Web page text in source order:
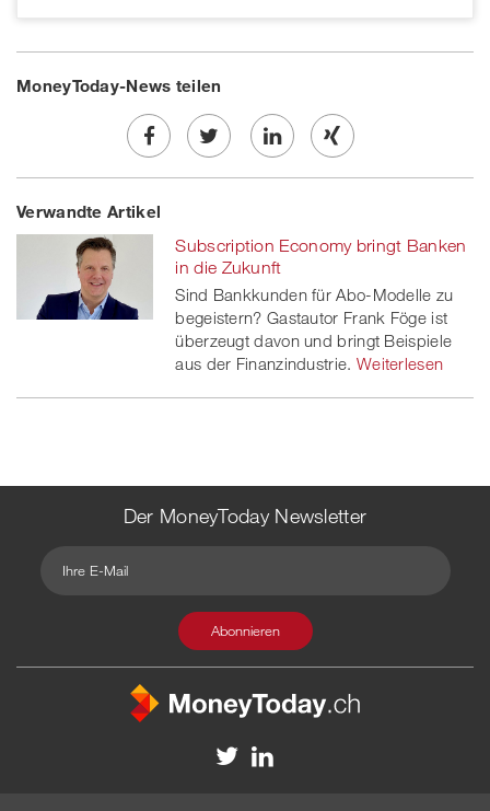
MoneyToday-News teilen
Share
on
Facebook
Twe
on
twitt
er
Share
linkedin
Share
Xing
Verwandte Artikel
Subscription Economy bringt Banken
in die Zukunft
Sind Bankkunden für Abo-Modelle zu
begeistern? Gastautor Frank Föge ist
überzeugt davon und bringt Beispiele
aus der Finanzindustrie. Weiterlesen
Der MoneyToday Newsletter